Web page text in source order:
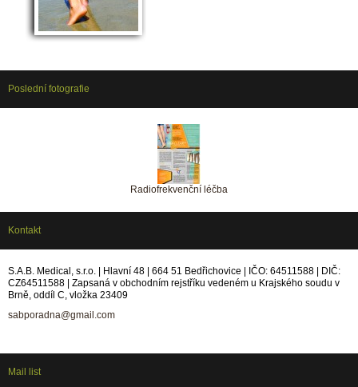
Poslední fotografie
Radiofrekvenční léčba
Kontakt
S.A.B. Medical, s.r.o. | Hlavní 48 | 664 51 Bedřichovice | IČO: 64511588 | DIČ:
CZ64511588 | Zapsaná v obchodním rejstříku vedeném u Krajského soudu v
Brně, oddíl C, vložka 23409
sabporadna@gmail.com
Mail list